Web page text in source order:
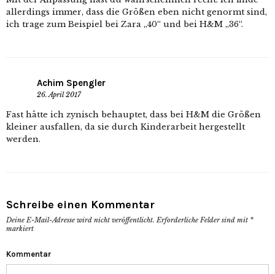
allerdings immer, dass die Größen eben nicht genormt sind,
ich trage zum Beispiel bei Zara „40“ und bei H&M „36“.
Achim Spengler
26. April 2017
Fast hätte ich zynisch behauptet, dass bei H&M die Größen
kleiner ausfallen, da sie durch Kinderarbeit hergestellt
werden.
Schreibe einen Kommentar
Deine E-Mail-Adresse wird nicht veröffentlicht. Erforderliche Felder sind mit *
markiert
Kommentar